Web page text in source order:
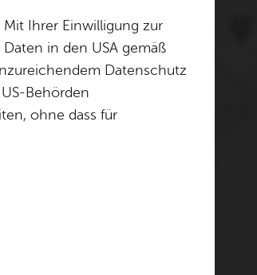
Mit Ihrer Einwilligung zur
in den USA gemäß
Datenschutz
Behörden
ohne dass für